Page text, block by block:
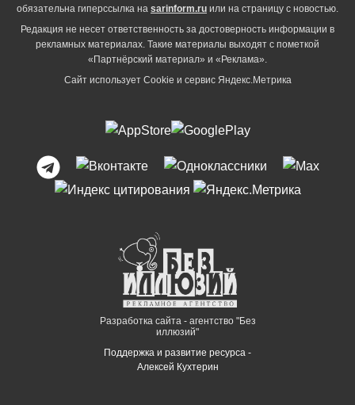
обязательна гиперссылка на sarinform.ru или на страницу с новостью.
Редакция не несет ответственность за достоверность информации в
рекламных материалах. Такие материалы выходят с пометкой
«Партнёрский материал» и «Реклама».
Сайт использует Cookie и сервиc Яндекс.Метрика
Разработка сайта - агентство "Без
иллюзий"
Поддержка и развитие ресурса -
Алексей Кухтерин